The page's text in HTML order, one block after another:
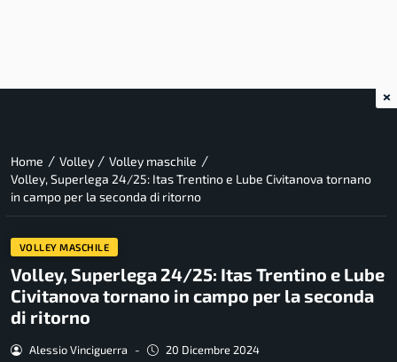
Home / Volley / Volley maschile /
Volley, Superlega 24/25: Itas Trentino e Lube Civitanova tornano
in campo per la seconda di ritorno
VOLLEY MASCHILE
Volley, Superlega 24/25: Itas Trentino e Lube
Civitanova tornano in campo per la seconda
di ritorno
Alessio Vinciguerra - 20 Dicembre 2024
×